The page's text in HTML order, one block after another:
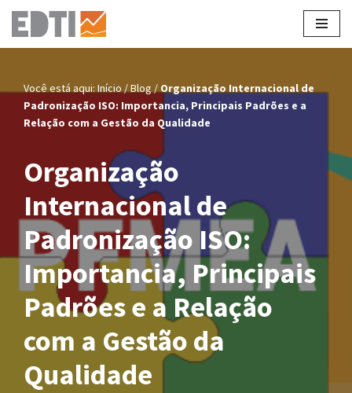
Pular
conteúdo
Você está aqui: Início /Blog / Organização Internacional de
Padronização ISO: Importancia, Principais Padrões e a
Relação com a Gestão da Qualidade
Organização
Internacional de
Padronização ISO:
Importancia, Principais
Padrões e a Relação
com a Gestão da
Qualidade